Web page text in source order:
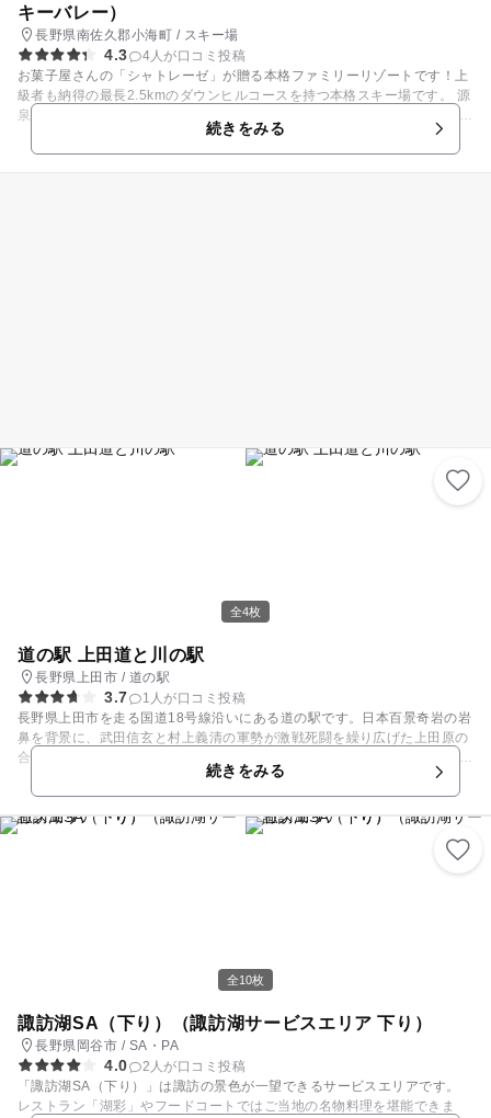
キーバレー）
長野県南佐久郡小海町 / スキー場
4.3
4人が口コミ投稿
お菓子屋さんの「シャトレーゼ」が贈る本格ファミリーリゾートです！上
級者も納得の最長2.5kmのダウンヒルコースを持つ本格スキー場です。 源
泉かけ流し天然温泉付きの高原リゾートホテルでの滞在も魅力！ オリジナ
ルスイーツや本格コース料理など多彩な食事メニューを楽しめるこだわり
のレストランなどちょっと贅沢なスノーライフを満喫できます！ 【スキー
続きをみる
全4枚
道の駅 上田道と川の駅
長野県上田市 / 道の駅
3.7
1人が口コミ投稿
長野県上田市を走る国道18号線沿いにある道の駅です。日本百景奇岩の岩
鼻を背景に、武田信玄と村上義清の軍勢が激戦死闘を繰り広げた上田原の
合戦地に隣接しています。 広々とした敷地内には、半過古墳をはじめ、多
目的広場、芝生公園や、ドッグランの施設を備えています。また、千曲公
園遊歩道があり、澄み切った空気と緑溢れる自然の中をウォーキングする
ことができます。
続きをみる
全10枚
諏訪湖SA（下り）（諏訪湖サービスエリア 下り）
長野県岡谷市 / SA・PA
4.0
2人が口コミ投稿
「諏訪湖SA（下り）」は諏訪の景色が一望できるサービスエリアです。
レストラン「湖彩」やフードコートではご当地の名物料理を堪能できま